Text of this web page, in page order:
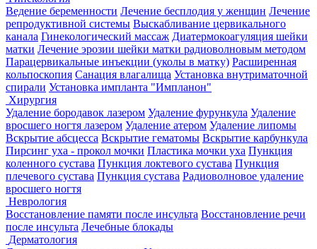
Ведение беременности Лечение бесплодия у женщин Лечение
репродуктивной системы Выскабливание цервикального
канала Гинекологический массаж Диатермокоагуляция шейки
матки Лечение эрозии шейки матки радиоволновым методом
Парацервикальные инъекции (уколы в матку) Расширенная
кольпоскопия Санация влагалища Установка внутриматочной
спирали Установка импланта "Импланон"
Хирургия
Удаление бородавок лазером Удаление фурункула Удаление
вросшего ногтя лазером Удаление атером Удаление липомы
Вскрытие абсцесса Вскрытие гематомы Вскрытие карбункула
Пирсинг уха - прокол мочки Пластика мочки уха Пункция
коленного сустава Пункция локтевого сустава Пункция
плечевого сустава Пункция сустава Радиоволновое удаление
вросшего ногтя
Неврология
Восстановление памяти после инсульта Восстановление речи
после инсульта Лечебные блокады
Дерматология